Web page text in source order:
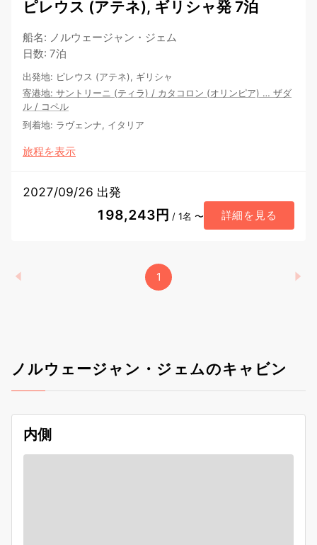
ピレウス (アテネ), ギリシャ発 7泊
船名: ノルウェージャン・ジェム
日数: 7泊
出発地: ピレウス (アテネ), ギリシャ
寄港地: サントリーニ (ティラ) / カタコロン (オリンピア) … ザダ
ル / コペル
到着地: ラヴェンナ, イタリア
旅程を表示
2027/09/26 出発
198,243円 / 1名 〜 詳細を見る
1
ノルウェージャン・ジェムのキャビン
内側